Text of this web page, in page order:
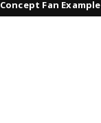
Concept Fan Example